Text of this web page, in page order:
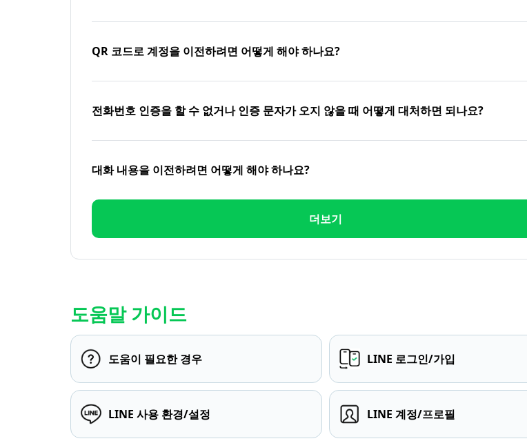
QR 코드로 계정을 이전하려면 어떻게 해야 하나요?
전화번호 인증을 할 수 없거나 인증 문자가 오지 않을 때 어떻게 대처하면 되나요?
대화 내용을 이전하려면 어떻게 해야 하나요?
더보기
도움말 가이드
도움이 필요한 경우 LINE 로그인/가입
LINE 사용 환경/설정 LINE 계정/프로필